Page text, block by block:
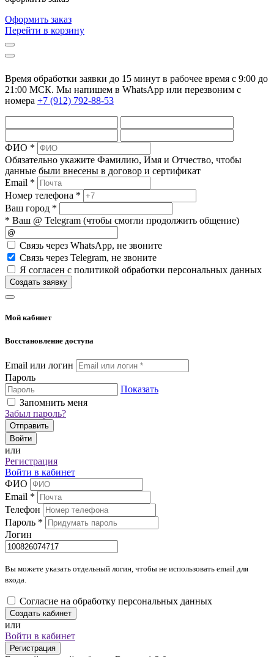
Оформить заказ
Перейти в корзину
Время обработки заявки до 15 минут в рабочее время c 9:00 до
21:00 МСК. Мы напишем в WhatsApp или перезвоним с
номера +7 (912) 792-88-53
ФИО *
Обязательно укажите Фамилию, Имя и Отчество, чтобы
данные были внесены в договор и сертификат
Email *
Номер телефона *
Ваш город *
* Ваш @ Telegram (чтобы смогли продолжить общение)
Cвязь через WhatsApp, не звоните
Cвязь через Telegram, не звоните
Я согласен с политикой обработки персональных данных
Создать заявку
Мой кабинет
Восстановление доступа
Email или логин
Пароль
Показать
Запомнить меня
Забыл пароль?
Отправить
Войти
или
Регистрация
Войти в кабинет
ФИО
Email *
Телефон
Пароль *
Логин
Вы можете указать отдельный логин, чтобы не использовать email для
входа.
Согласие на обработку персональных данных
Создать кабинет
или
Войти в кабинет
Регистрация